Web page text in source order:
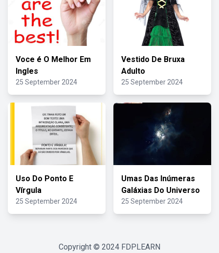
Voce é O Melhor Em
Ingles
25 September 2024
Vestido De Bruxa
Adulto
25 September 2024
Uso Do Ponto E
Vírgula
25 September 2024
Umas Das Inúmeras
Galáxias Do Universo
25 September 2024
Copyright © 2024 FDPLEARN